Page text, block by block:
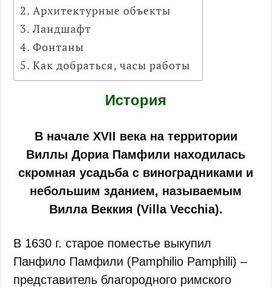
Архитектурные объекты
Ландшафт
Фонтаны
Как добраться, часы работы
История
В начале XVII века на территории
Виллы Дориа Памфили находилась
скромная усадьба с виноградниками и
небольшим зданием, называемым
Вилла Веккия (Villa Vecchia).
В 1630 г. старое поместье выкупил
Панфило Памфили (Pamphilio Pamphili) –
представитель благородного римского